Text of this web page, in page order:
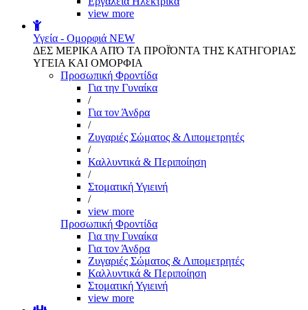
view more
Υγεία - Ομορφιά NEW
ΔΕΣ ΜΕΡΙΚΑ ΑΠΌ ΤΑ ΠΡΟΪΌΝΤΑ ΤΗΣ ΚΑΤΗΓΟΡΙΑΣ
ΥΓΕΙΑ ΚΑΙ ΟΜΟΡΦΙΑ
Προσωπική Φροντίδα
Για την Γυναίκα
/
Για τον Άνδρα
/
Ζυγαριές Σώματος & Λιπομετρητές
/
Καλλυντικά & Περιποίηση
/
Στοματική Υγιεινή
/
view more
Προσωπική Φροντίδα
Για την Γυναίκα
Για τον Άνδρα
Ζυγαριές Σώματος & Λιπομετρητές
Καλλυντικά & Περιποίηση
Στοματική Υγιεινή
view more